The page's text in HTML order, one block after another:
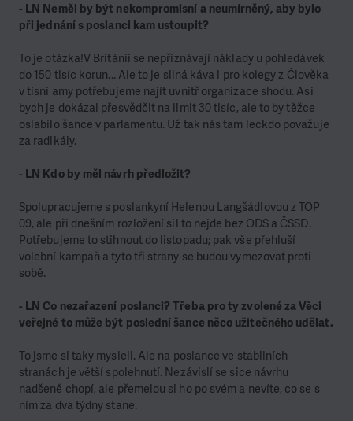
- LN Neměl by být nekompromisní a neumírněný, aby bylo
při jednání s poslanci kam ustoupit?
To je otázka!V Británii se nepřiznávají náklady u pohledávek
do 150 tisíc korun... Ale to je silná káva i pro kolegy z Člověka
v tísni amy potřebujeme najít uvnitř organizace shodu. Asi
bych je dokázal přesvědčit na limit 30 tisíc, ale to by těžce
oslabilo šance v parlamentu. Už tak nás tam leckdo považuje
za radikály.
- LN Kdo by měl návrh předložit?
Spolupracujeme s poslankyní Helenou Langšádlovou z TOP
09, ale při dnešním rozložení sil to nejde bez ODS a ČSSD.
Potřebujeme to stihnout do listopadu; pak vše přehluší
volební kampaň a tyto tři strany se budou vymezovat proti
sobě.
- LN Co nezařazení poslanci? Třeba pro ty zvolené za Věci
veřejné to může být poslední šance něco užitečného udělat.
To jsme si taky mysleli. Ale na poslance ve stabilních
stranách je větší spolehnutí. Nezávislí se sice návrhu
nadšeně chopí, ale přemelou si ho po svém a nevíte, co se s
ním za dva týdny stane.